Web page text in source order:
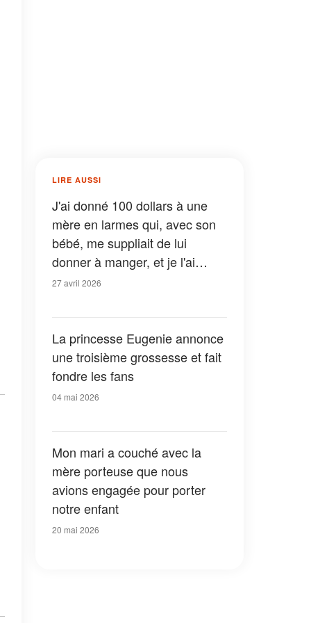
LIRE AUSSI
J'ai donné 100 dollars à une
mère en larmes qui, avec son
bébé, me suppliait de lui
donner à manger, et je l'ai
laissée dormir dans ma maison
bouche bée
27 avril 2026
La princesse Eugenie annonce
une troisième grossesse et fait
fondre les fans
04 mai 2026
Mon mari a couché avec la
mère porteuse que nous
avions engagée pour porter
notre enfant
20 mai 2026